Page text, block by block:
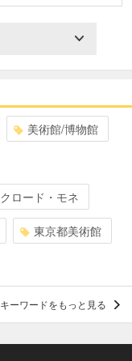
美術館/博物館
クロード・モネ
東京都美術館
キーワードをもっと見る